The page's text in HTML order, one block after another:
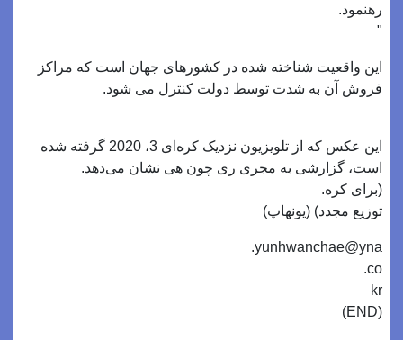
رهنمود.
"
این واقعیت شناخته شده در کشورهای جهان است که مراکز
فروش آن به شدت توسط دولت کنترل می شود.
این عکس که از تلویزیون نزدیک کره‌ای 3، 2020 گرفته شده
است، گزارشی به مجری ری چون هی نشان می‌دهد.
(برای کره.
توزیع مجدد) (یونهاپ)
yunhwanchae@yna.
co.
kr
(END)